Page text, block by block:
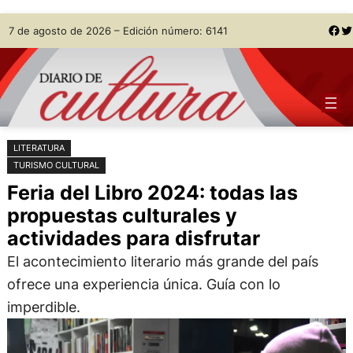
Saltar
al
contenido
Skip
to
content
7 de agosto de 2026 – Edición número: 6141 Facebook Twitter
LITERATURA
TURISMO CULTURAL
Feria del Libro 2024: todas las
propuestas culturales y
actividades para disfrutar
El acontecimiento literario más grande del país
ofrece una experiencia única. Guía con lo
imperdible.